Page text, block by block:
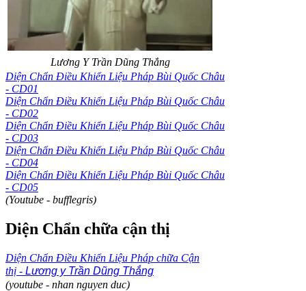
Lương Y Trần Dũng Thắng
Diện Chẩn Điều Khiển Liệu Pháp Bùi Quốc Châu
- CD01
Diện Chẩn Điều Khiển Liệu Pháp Bùi Quốc Châu
- CD02
Diện Chẩn Điều Khiển Liệu Pháp Bùi Quốc Châu
- CD03
Diện Chẩn Điều Khiển Liệu Pháp Bùi Quốc Châu
- CD04
Diện Chẩn Điều Khiển Liệu Pháp Bùi Quốc Châu
- CD05
(Youtube - bufflegris)
Diện Chẩn chữa cận thị
Diện Chẩn Điều Khiển Liệu Pháp chữa Cận
thị - Lương y Trần Dũng Thắng
(youtube - nhan nguyen duc)